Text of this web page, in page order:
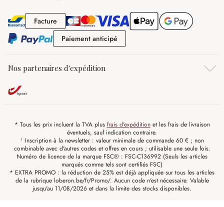
Facture Facture
Paiement anticipé
Nos partenaires d'expédition
* Tous les prix incluent la TVA plus frais d'expéditionet les frais de livraison
éventuels, sauf indication contraire.
¹ Inscription à la newsletter : valeur minimale de commande 60 € ; non
combinable avec d'autres codes et offres en cours ; utilisable une seule fois.
Numéro de licence de la marque FSC® : FSC-C136992 (Seuls les articles
marqués comme tels sont certifiés FSC)
* EXTRA PROMO : la réduction de 25% est déjà appliquée sur tous les articles
de la rubrique loberon.be/fr/Promo/. Aucun code n'est nécessaire. Valable
jusqu'au 11/08/2026 et dans la limite des stocks disponibles.